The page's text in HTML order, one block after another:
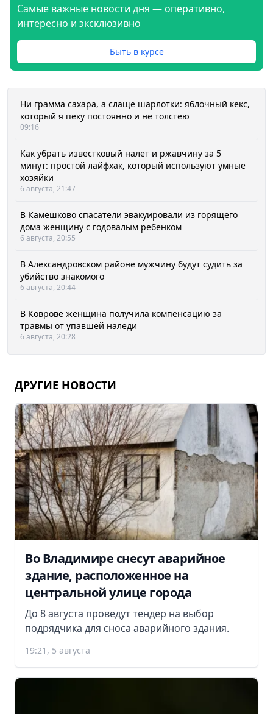
Самые важные новости дня — оперативно,
интересно и эксклюзивно
Быть в курсе
Ни грамма сахара, а слаще шарлотки: яблочный кекс,
который я пеку постоянно и не толстею
09:16
Как убрать известковый налет и ржавчину за 5
минут: простой лайфхак, который используют умные
хозяйки
6 августа, 21:47
В Камешково спасатели эвакуировали из горящего
дома женщину с годовалым ребенком
6 августа, 20:55
В Александровском районе мужчину будут судить за
убийство знакомого
6 августа, 20:44
В Коврове женщина получила компенсацию за
травмы от упавшей наледи
6 августа, 20:28
ДРУГИЕ НОВОСТИ
Во Владимире снесут аварийное
здание, расположенное на
центральной улице города
До 8 августа проведут тендер на выбор
подрядчика для сноса аварийного здания.
19:21, 5 августа